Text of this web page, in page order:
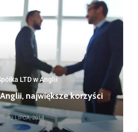
LTD w Anglii
największe korzyści
9 LIPCA, 2014